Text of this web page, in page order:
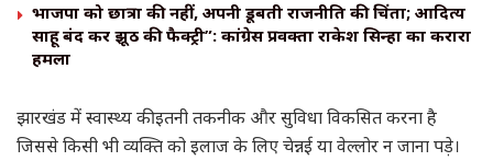
भाजपा को छात्रों की नहीं, अपनी डूबती राजनीति की चिंता; आदित्य
साहू बंद करें झूठ की फैक्ट्री”: कांग्रेस प्रवक्ता राकेश सिन्हा का करारा
हमला
झारखंड में स्वास्थ्य की इतनी तकनीक और सुविधा विकसित करना है
जिससे किसी भी व्यक्ति को इलाज के लिए चेन्नई या वेल्लोर न जाना पड़े।